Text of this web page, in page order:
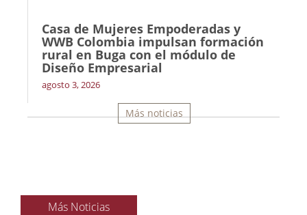
Casa de Mujeres Empoderadas y
WWB Colombia impulsan formación
rural en Buga con el módulo de
Diseño Empresarial
agosto 3, 2026
Más noticias
Más Noticias